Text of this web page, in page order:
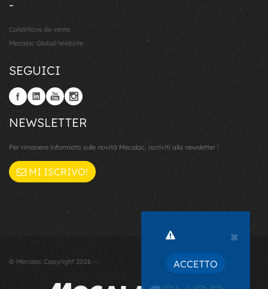
-
Conditions de vente
Mecalac Global Website
SEGUICI
NEWSLETTER
Per rimanere informato sulle novità Mecalac, iscriviti alla newsletter !
MI ISCRIVO!
© Mecalac Copyright 2026 - -
×
ACCETTO